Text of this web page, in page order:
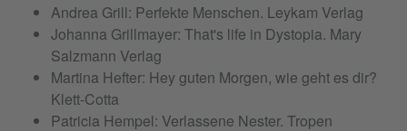
Andrea Grill: Perfekte Menschen. Leykam Verlag
Johanna Grillmayer: That's life in Dystopia. Mary
Salzmann Verlag
Martina Hefter: Hey guten Morgen, wie geht es dir?
Klett-Cotta
Patricia Hempel: Verlassene Nester. Tropen